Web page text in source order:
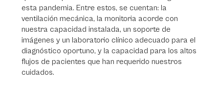
esta pandemia. Entre estos, se cuentan: la
ventilación mecánica, la monitoria acorde con
nuestra capacidad instalada, un soporte de
imágenes y un laboratorio clínico adecuado para el
diagnóstico oportuno, y la capacidad para los altos
flujos de pacientes que han requerido nuestros
cuidados.